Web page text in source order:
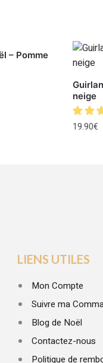
– Pomme
neige
19.90€
LIENS UTILES
Mon Compte
Suivre ma
Blog de Noël
Contactez-nous
Politique de